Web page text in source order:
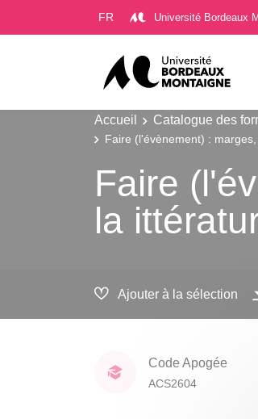
FR Université Bordeaux
Accueil Catalogue des
Faire (l'évènement) :
Faire
la
Ajouter à la sélection
Code Apogée
ACS2604